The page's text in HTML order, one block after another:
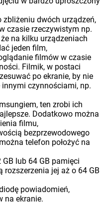
dwóch urządzeń,
czasie rzeczywistym np.
na kilku urządzeniach
jeden film,
filmów w czasie
Filmik, w postaci
po ekranie, by nie
innymi czynnościami, np.
ten zrobi ich
Dodatkowo można
filmu,
bezprzewodowego
telefon położyć na
lub 64 GB pamięci
jej aż o 64 GB
powiadomień,
na ekranie.